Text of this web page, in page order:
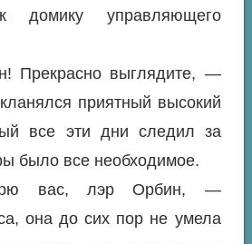
домику управляющего
Прекрасно выглядите, —
приятный высокий
все эти дни следил за
было все необходимое.
вас, лэр Орбин, —
она до сих пор не умела